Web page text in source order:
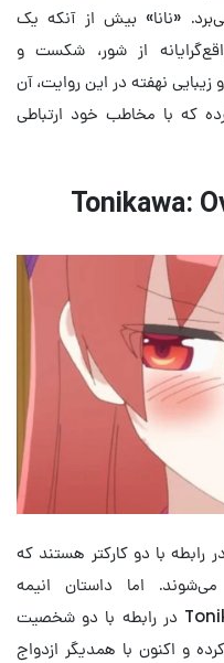
«نانا» بیش از آنکه یک
از شور، شکست و
نهفته در این روایت، آن
که با مخاطب خود ارتباطی
Tonikawa:
رابطه با دو کارکتر هستند که
اما داستان انیمه
Tonikawa: Over the Moon for You در رابطه با دو شخصیت
و اکنون با همدیگر ازدواج